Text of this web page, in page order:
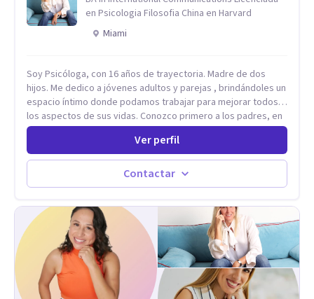
en Psicologia Filosofia China en Harvard
Miami
Soy Psicóloga, con 16 años de trayectoria. Madre de dos
hijos. Me dedico a jóvenes adultos y parejas , brindándoles un
espacio íntimo donde podamos trabajar para mejorar todos
los aspectos de sus vidas. Conozco primero a los padres, en
el caso de niños u adolescentes, para luego seguir la terapia
con sus hijos, apuntalándolos en su futuro personal,
universitario y profesional, siempre conteniendo
paralelamente a los padres y brindándoles un espacio de
seguridad. Hago terapia de pareja y adultos con método
Ver perfil
Contactar